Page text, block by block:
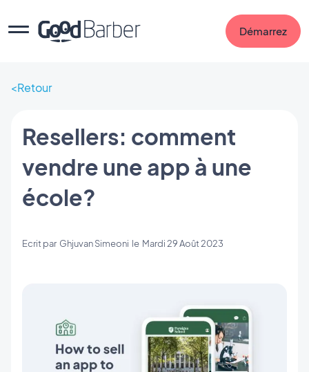
Démarrez
Retour
Resellers: comment
vendre une app à une
école?
Ecrit par Ghjuvan Simeoni le Mardi 29 Août 2023